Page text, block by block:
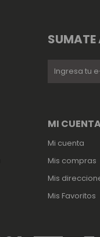
MI
Mi cuenta
Mis compras
Mis
Mis Favoritos
SUMATE